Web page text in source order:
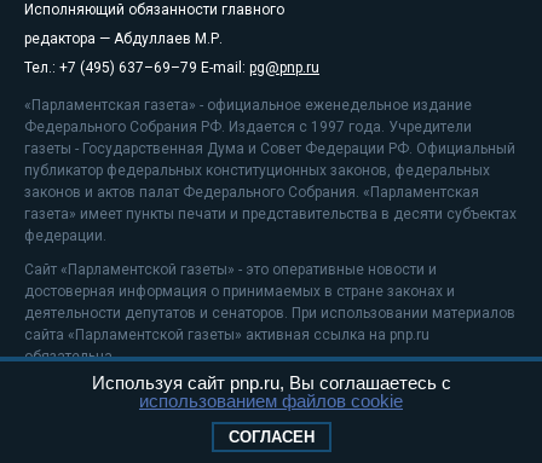
Исполняющий обязанности главного
редактора — Абдуллаев М.Р.
Тел.: +7 (495) 637–69–79 E-mail: pg@pnp.ru
«Парламентская газета» - официальное еженедельное издание
Федерального Собрания РФ. Издается с 1997 года. Учредители
газеты - Государственная Дума и Совет Федерации РФ. Официальный
публикатор федеральных конституционных законов, федеральных
законов и актов палат Федерального Собрания. «Парламентская
газета» имеет пункты печати и представительства в десяти субъектах
федерации.
Сайт «Парламентской газеты» - это оперативные новости и
достоверная информация о принимаемых в стране законах и
деятельности депутатов и сенаторов. При использовании материалов
сайта «Парламентской газеты» активная ссылка на pnp.ru
обязательна.
На информационном ресурсе применяютсярекомендательные
Положение о защите персональных данных
Используя сайт pnp.ru, Вы соглашаетесь с
использованием файлов cookie
СОГЛАСЕН